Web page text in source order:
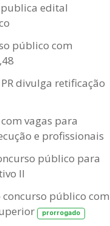
edital
público com
divulga retificação
vagas para
e profissionais
público para
II
concurso público com
prorrogado